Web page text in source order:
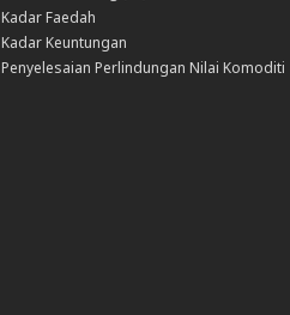
Kadar Faedah
Kadar Keuntungan
Penyelesaian Perlindungan Nilai Komoditi